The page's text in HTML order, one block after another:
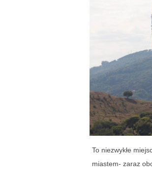
To niezwykłe
miastem- zaraz